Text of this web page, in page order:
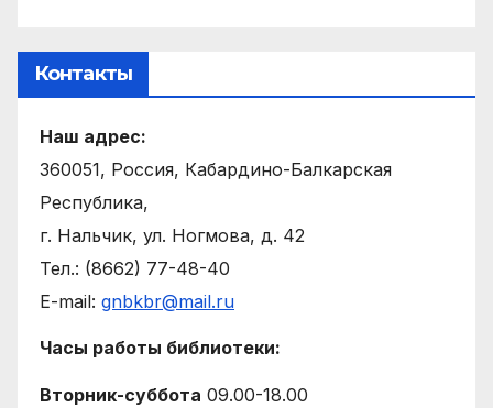
Контакты
Наш адрес:
360051, Россия, Кабардино-Балкарская
Республика,
г. Нальчик, ул. Ногмова, д. 42
Тел.: (8662) 77-48-40
E-mail: gnbkbr@mail.ru
Часы работы библиотеки:
Вторник-суббота 09.00-18.00